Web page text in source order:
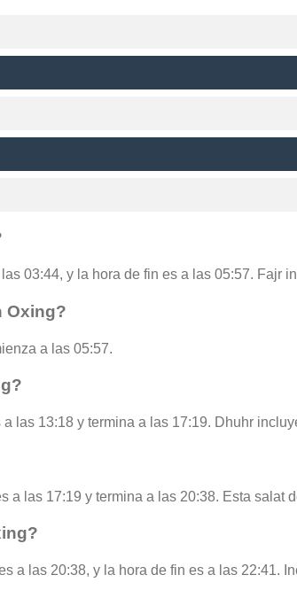
03:44, y la hora de fin es a las 05:57. Fajr
Oxing?
a las 05:57.
las 13:18 y termina a las 17:19. Dhuhr
a las 17:19 y termina a las 20:38. Esta salat
a las 20:38, y la hora de fin es a las 22:41.